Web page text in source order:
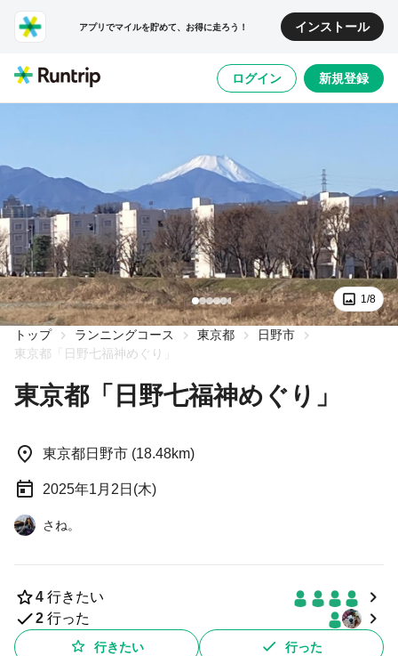
アプリでマイルを貯めて、お得に走ろう！ インストール
ログイン 新規登録
1/8
トップ ランニングコース 東京都
日野市
東京都「日野七福神めぐり」
東京都「日野七福神めぐり」
東京都日野市 (18.48km)
2025年1月2日(木)
さね。
4 行きたい
2 行った
行きたい 行った